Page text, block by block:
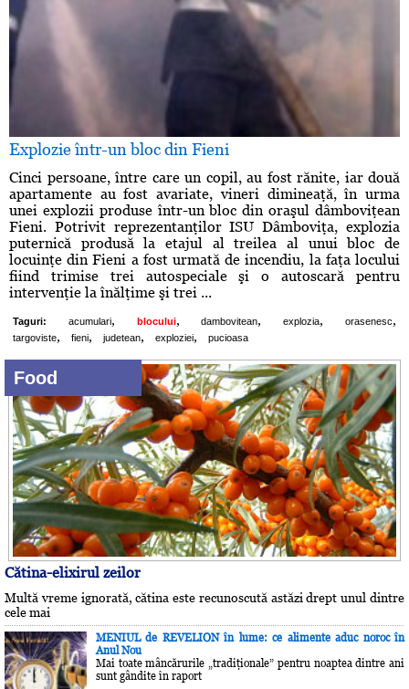
Explozie într-un bloc din Fieni
Cinci persoane, între care un copil, au fost rănite, iar două
apartamente au fost avariate, vineri dimineaţă, în urma
unei explozii produse într-un bloc din oraşul dâmboviţean
Fieni. Potrivit reprezentanţilor ISU Dâmboviţa, explozia
puternică produsă la etajul al treilea al unui bloc de
locuinţe din Fieni a fost urmată de incendiu, la faţa locului
fiind trimise trei autospeciale şi o autoscară pentru
intervenţie la înălţime şi trei ...
Taguri: acumulari, blocului, dambovitean, explozia, orasenesc,
targoviste, fieni, judetean, exploziei, pucioasa
Food
Cătina-elixirul zeilor
Multă vreme ignorată, cătina este recunoscută astăzi drept unul dintre
cele mai
MENIUL de REVELION în lume: ce alimente aduc noroc în
Anul Nou
Mai toate mâncărurile „tradiţionale” pentru noaptea dintre ani
sunt gândite în raport